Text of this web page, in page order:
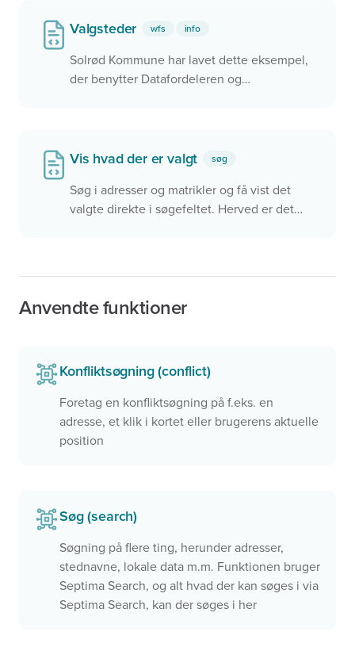
Valgsteder wfs info
Solrød Kommune har lavet dette eksempel,
der benytter Datafordeleren og
Vis hvad der er valgt søg
Søg i adresser og matrikler og få vist det
valgte direkte i søgefeltet. Herved er det
Anvendte funktioner
Konfliktsøgning (conflict)
Foretag en konfliktsøgning på f.eks. en
adresse, et klik i kortet eller brugerens aktuelle
position
Søg (search)
Søgning på flere ting, herunder adresser,
stednavne, lokale data m.m. Funktionen bruger
Septima Search, og alt hvad der kan søges i via
Septima Search, kan der søges i her